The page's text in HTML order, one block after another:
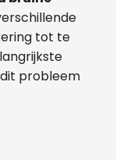
tot te
probleem